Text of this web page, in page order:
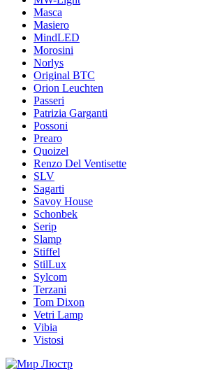
Masca
Masiero
MindLED
Morosini
Norlys
Original BTC
Orion Leuchten
Passeri
Patrizia Garganti
Possoni
Prearo
Quoizel
Renzo Del Ventisette
SLV
Sagarti
Savoy House
Schonbek
Serip
Slamp
Stiffel
StilLux
Sylcom
Terzani
Tom Dixon
Vetri Lamp
Vibia
Vistosi